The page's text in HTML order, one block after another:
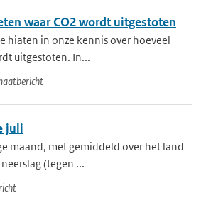
waar CO2 wordt uitgestoten
hiaten in onze kennis over hoeveel
uitgestoten. In...
juli
maand, met gemiddeld over het land
(tegen ...